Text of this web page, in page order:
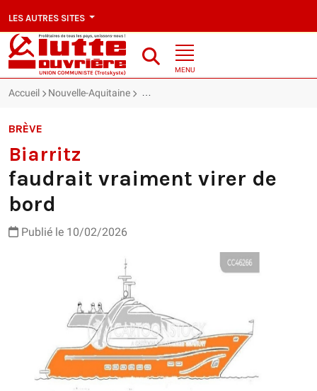
LES AUTRES SITES
MENU
Accueil Nouvelle-Aquitaine Biarritz : faudrait vraiment virer de bord
BRÈVE
Biarritz
faudrait vraiment virer de
bord
Publié le 10/02/2026